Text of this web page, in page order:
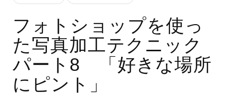
フォトショップを使っ
た写真加工テクニック
パート8 「好きな場所
にピント」